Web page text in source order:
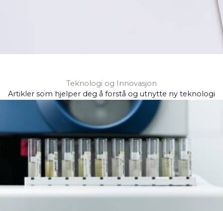
Teknologi og Innovasjon
Artikler som hjelper deg å forstå og utnytte ny teknologi